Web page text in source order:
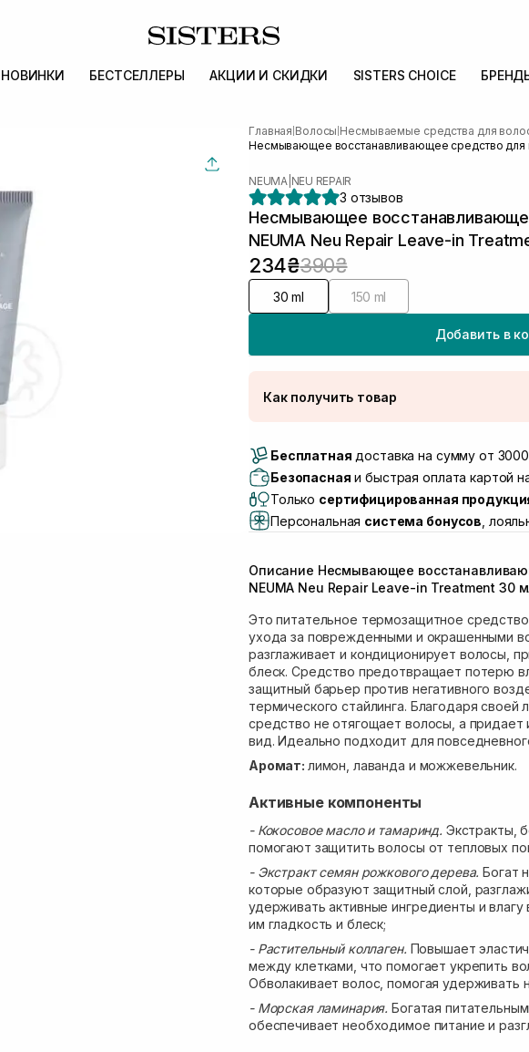
НОВИНКИ БЕСТСЕЛЛЕРЫ АКЦИИ И СКИДКИ SISTERS CHOICE
Главная Волосы Несмываемые средства для
Несмывающее восстанавливающее средство для
NEUMA| NEU REPAIR
3 отзывов
Несмывающее
NEUMA Neu Repair Leave-in
234₴390₴
30 ml 150 ml
Добавить в
Как получить товар
Самовывоз г. Луцк, Винниченка 4
Самовывоз г. Львов, ул. Академика
Самовывоз Львов (Ивана Франко 36)
Самовывоз г. Львов ул. Степана
Самовывоз г. Ровно, ул. Кулика и
Бесплатная доставка на сумму от
Безопасная и быстрая оплата картой
Только сертифицированная
Персональная система бонусов ,
Описание Несмывающее
NEUMA Neu Repair Leave-in Treatment 30
Это питательное термозащитное
ухода за поврежденными и окрашенными
разглаживает и кондиционирует волосы,
блеск. Средство предотвращает потерю
защитный барьер против негативного
термического стайлинга. Благодаря
средство не отягощает волосы, а
вид. Идеально подходит для
Аромат: лимон, лаванда и можжевельник.
Активные компоненты
- Кокосовое масло и тамаринд. Экстракты,
помогают защитить волосы от тепловых
- Экстракт семян рожкового дерева. Богат
которые образуют защитный слой,
удерживать активные ингредиенты и
им гладкость и блеск;
- Растительный коллаген. Повышает
между клетками, что помогает укрепить
Обволакивает волос, помогая удерживать
- Морская ламинария. Богатая
обеспечивает необходимое питание и